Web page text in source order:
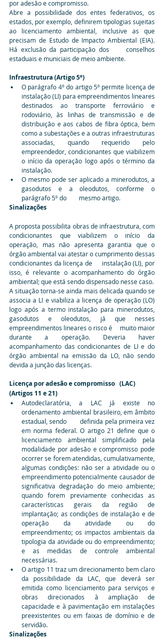
por adesão e compromisso.
Abre a possibilidade dos entes federativos, os
estados, por exemplo, definirem tipologias sujeitas
ao licenciamento ambiental, inclusive as que
precisam de Estudo de Impacto Ambiental (EIA).
Há exclusão da participação dos     conselhos
estaduais e municiais de meio ambiente.
Infraestrutura (Artigo 5º)
O parágrafo 4º do artigo 5º permite licença de
instalação (LI) para empreendimentos lineares
destinados ao transporte ferroviário e
rodoviário, às linhas de transmissão e de
distribuição e aos cabos de fibra óptica, bem
como a subestações e a outras infraestruturas
associadas, quando requerido pelo
empreendedor, condicionantes que viabilizem
o início da operação logo após o término da
instalação.
O mesmo pode ser aplicado a minerodutos, a
gasodutos e a oleodutos, conforme o
parágrafo 5º do        mesmo artigo.
Sinalizações
A proposta possibilita obras de infraestrutura, com
condicionantes que viabilizem o início da
operação, mas não apresenta garantia que o
órgão ambiental vai atestar o cumprimento dessas
condicionantes da licença de     instalação (LI), por
isso, é relevante o acompanhamento do órgão
ambiental; que está sendo dispensado nesse caso.
A situação torna-se ainda mais delicada quando se
associa a LI e viabiliza a licença de operação (LO)
logo após a termo instalação para minerodutos,
gasodutos e oleodutos, já que nesses
empreendimentos lineares o risco é     muito maior
durante a operação. Deveria haver
acompanhamento das condicionantes de LI e do
órgão ambiental na emissão da LO, não sendo
devida a junção das licenças.
Licença por adesão e compromisso   (LAC)
(Artigos 11 e 21)
Autodeclaratória, a LAC já existe no
ordenamento ambiental brasileiro, em âmbito
estadual, sendo        definida pela primeira vez
em norma federal. O artigo 21 define que o
licenciamento ambiental simplificado pela
modalidade por adesão e compromisso pode
ocorrer se forem atendidas, cumulativamente,
algumas condições: não ser a atividade ou o
empreendimento potencialmente causador de
significativa degradação do meio ambiente;
quando forem previamente conhecidas as
características gerais da região de
implantação; as condições de instalação e de
operação da atividade ou do
empreendimento; os impactos ambientais da
tipologia da atividade ou do empreendimento;
e as medidas de controle ambiental
necessárias.
O artigo 11 traz um direcionamento bem claro
da possibilidade da LAC, que deverá ser
emitida como licenciamento para serviços e
obras direcionados à ampliação de
capacidade e à pavimentação em instalações
preexistentes ou em faixas de domínio e de
servidão.
Sinalizações